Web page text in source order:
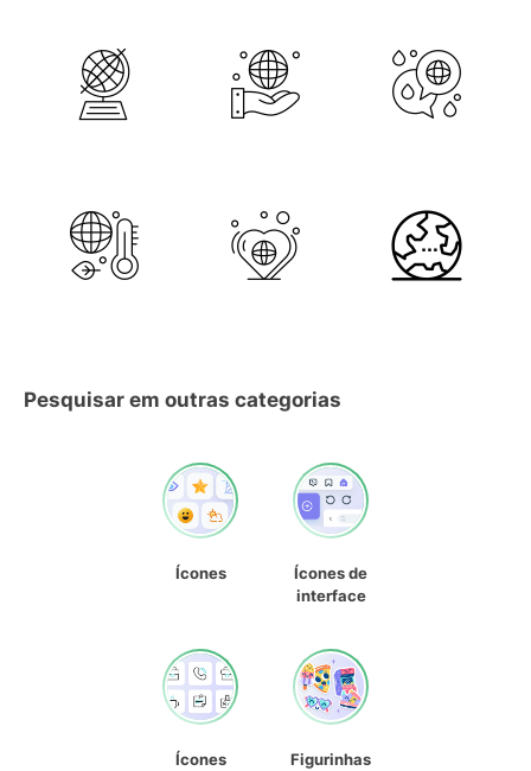
Pesquisar em outras categorias
Ícones
Ícones de
interface
Ícones
Figurinhas